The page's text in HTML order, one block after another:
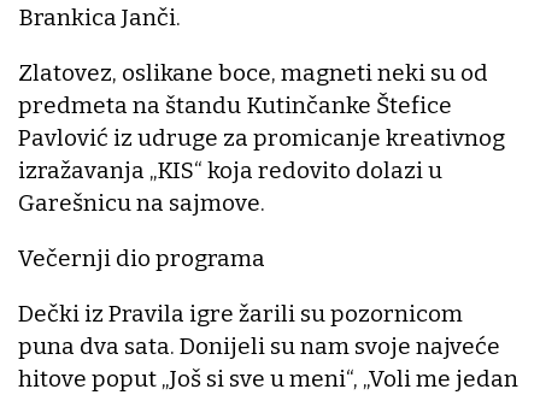
Brankica Janči.
Zlatovez, oslikane boce, magneti neki su od
predmeta na štandu Kutinčanke Štefice
Pavlović iz udruge za promicanje kreativnog
izražavanja „KIS“ koja redovito dolazi u
Garešnicu na sajmove.
Večernji dio programa
Dečki iz Pravila igre žarili su pozornicom
puna dva sata. Donijeli su nam svoje najveće
hitove poput „Još si sve u meni“, „Voli me jedan